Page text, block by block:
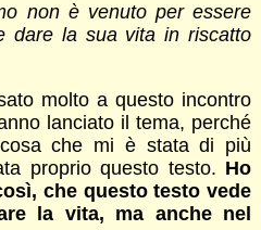
non è venuto per essere
dare la sua vita in riscatto
molto a questo incontro
lanciato il tema, perché
che mi è stata di più
proprio questo testo. Ho
che questo testo vede
la vita, ma anche nel